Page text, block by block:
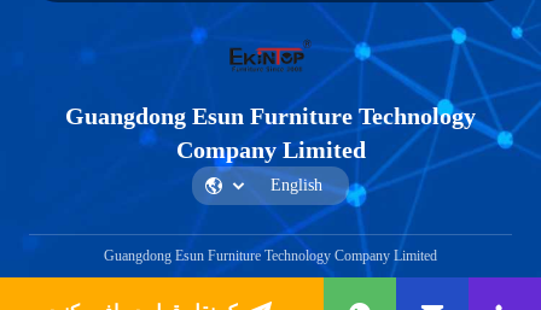
Guangdong Esun Furniture Technology
Company Limited
Guangdong Esun Furniture Technology Company Limited